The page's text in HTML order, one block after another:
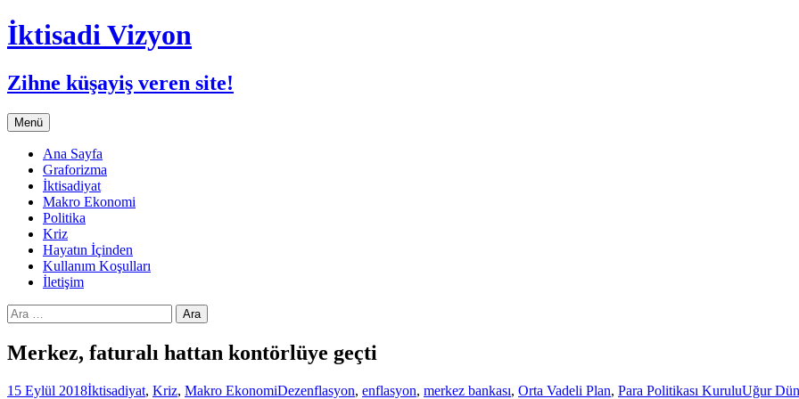
İktisadi Vizyon
Zihne küşayiş veren site!
Menü İçeriğe
atla
Ana Sayfa
Graforizma
İktisadiyat
Makro Ekonomi
Politika
Kriz
Hayatın İçinden
Kullanım Koşulları
İletişim
Arama:
Merkez, faturalı hattan kontörlüye geçti
15 Eylül 2018İktisadiyat, Kriz, Makro EkonomiDezenflasyon, enflasyon, merkez bankası, Orta Vadeli Plan, Para Politikası KuruluUğur